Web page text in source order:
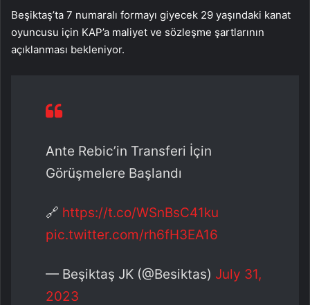
Beşiktaş’ta 7 numaralı formayı giyecek 29 yaşındaki kanat
oyuncusu için KAP’a maliyet ve sözleşme şartlarının
açıklanması bekleniyor.
Ante Rebic’in Transferi İçin
Görüşmelere Başlandı
🔗 https://t.co/WSnBsC41ku
pic.twitter.com/rh6fH3EA16
— Beşiktaş JK (@Besiktas) July 31,
2023